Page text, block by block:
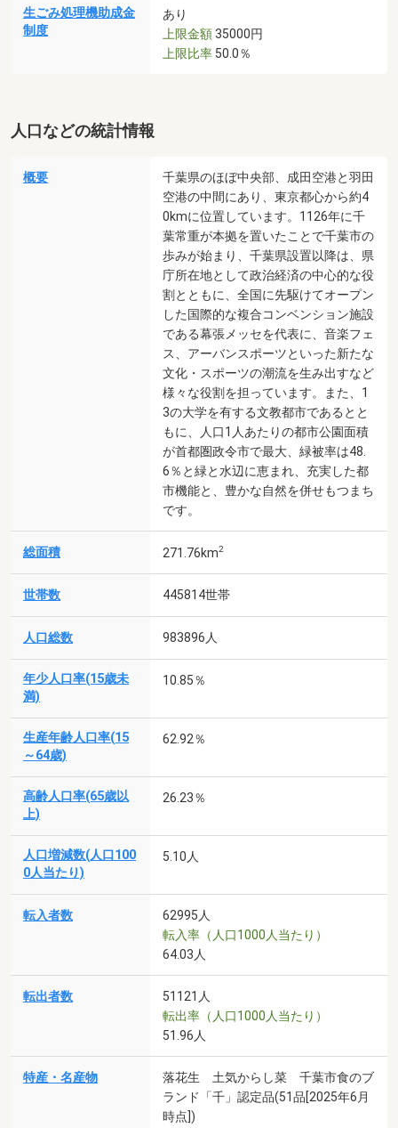
生ごみ処理機助成金
制度
あり
上限金額35000円
上限比率 50.0％
人口などの統計情報
概要
千葉県のほぼ中央部、成田空港と羽田
空港の中間にあり、東京都心から約4
0kmに位置しています。1126年に千
葉常重が本拠を置いたことで千葉市の
歩みが始まり、千葉県設置以降は、県
庁所在地として政治経済の中心的な役
割とともに、全国に先駆けてオープン
した国際的な複合コンベンション施設
である幕張メッセを代表に、音楽フェ
ス、アーバンスポーツといった新たな
文化・スポーツの潮流を生み出すなど
様々な役割を担っています。また、1
3の大学を有する文教都市であるとと
もに、人口1人あたりの都市公園面積
が首都圏政令市で最大、緑被率は48.
6％と緑と水辺に恵まれ、充実した都
市機能と、豊かな自然を併せもつまち
です。
総面積 271.76km2
世帯数 445814世帯
人口総数 983896人
年少人口率(15歳未
満)
10.85％
生産年齢人口率(15
～64歳)
62.92％
高齢人口率(65歳以
上)
26.23％
人口増減数(人口100
0人当たり)
5.10人
転入者数
62995人
転入率（人口1000人当たり）
64.03人
転出者数
51121人
転出率（人口1000人当たり）
51.96人
特産・名産物
落花生 土気からし菜 千葉市食のブ
ランド「千」認定品(51品[2025年6月
時点])